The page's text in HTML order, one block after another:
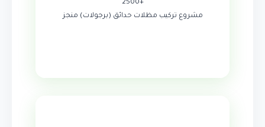
+2500
مشروع تركيب مظلات حدائق (برجولات) منجز